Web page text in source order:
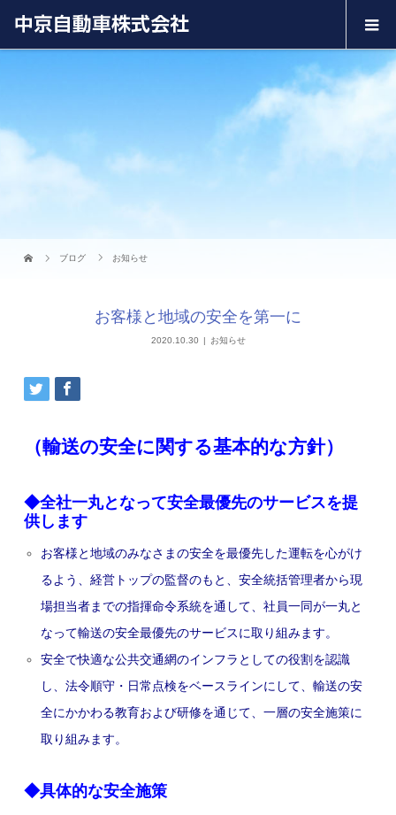
ブログ お知らせ
お客様と地域の安全を第一に
2020.10.30 お知らせ
（輸送の安全に関する基本的な方針）
◆全社一丸となって安全最優先のサービスを提
供します
お客様と地域のみなさまの安全を最優先した運転を心がけ
るよう、経営トップの監督のもと、安全統括管理者から現
場担当者までの指揮命令系統を通して、社員一同が一丸と
なって輸送の安全最優先のサービスに取り組みます。
安全で快適な公共交通網のインフラとしての役割を認識
し、法令順守・日常点検をベースラインにして、輸送の安
全にかかわる教育および研修を通じて、一層の安全施策に
取り組みます。
◆具体的な安全施策